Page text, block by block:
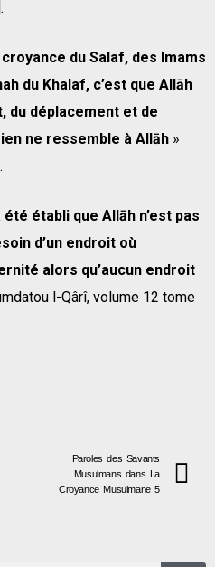
croyance du Salaf, des Imams
du Khalaf, c’est que Allāh
du déplacement et de
ne ressemble à Allāh »
été établi que Allāh n’est pas
d’un endroit où
alors qu’aucun endroit
l-Qârî, volume 12 tome
Paroles des Savants
Musulmans dans La
Croyance Musulmane 5